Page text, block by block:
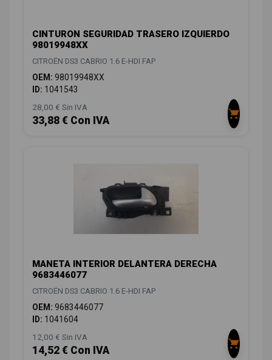
CINTURON SEGURIDAD TRASERO IZQUIERDO
98019948XX
CITROËN DS3 CABRIO 1.6 E-HDI FAP
OEM: 98019948XX
ID: 1041543
28,00 € Sin IVA
33,88 € Con IVA
MANETA INTERIOR DELANTERA DERECHA
9683446077
CITROËN DS3 CABRIO 1.6 E-HDI FAP
OEM: 9683446077
ID: 1041604
12,00 € Sin IVA
14,52 € Con IVA